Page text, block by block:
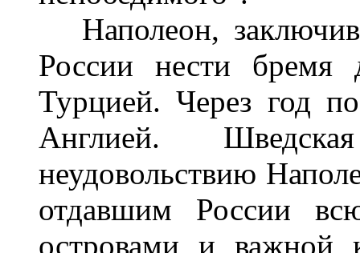
Наполеон, заключив
России нести
Турцией. Через год
Англией.
неудовольствию
отдавшим России
островами и важной